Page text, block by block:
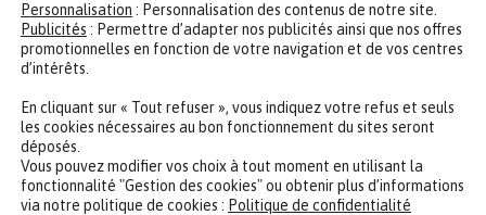
Headquarters
47 rue de la Chaussée d'Antin, 75009 Paris
CONTACTER UN EXPERT REJOINDRE NOTRE ÉQUIPE
Personnalisation : Personnalisation des contenus de notre site.
Publicités : Permettre d’adapter nos publicités ainsi que nos offres
promotionnelles en fonction de votre navigation et de vos centres
d’intérêts.
En cliquant sur « Tout refuser », vous indiquez votre refus et seuls
les cookies nécessaires au bon fonctionnement du sites seront
déposés.
Vous pouvez modifier vos choix à tout moment en utilisant la
fonctionnalité "Gestion des cookies" ou obtenir plus d’informations
via notre politique de cookies : Politique de confidentialité